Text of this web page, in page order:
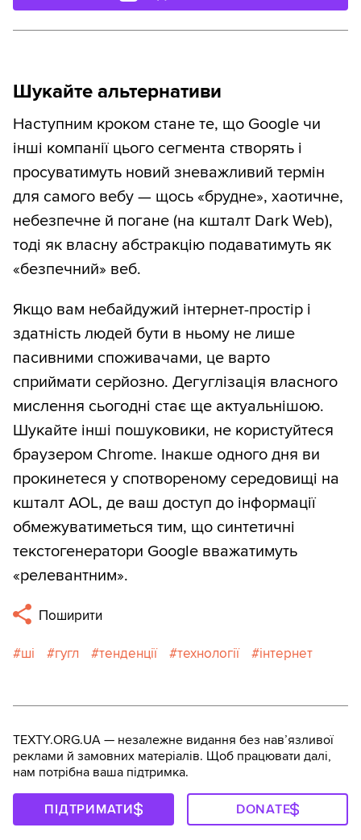
Шукайте альтернативи
Наступним кроком стане те, що Google чи
інші компанії цього сегмента створять і
просуватимуть новий зневажливий термін
для самого вебу — щось «брудне», хаотичне,
небезпечне й погане (на кшталт Dark Web),
тоді як власну абстракцію подаватимуть як
«безпечний» веб.
Якщо вам небайдужий інтернет-простір і
здатність людей бути в ньому не лише
пасивними споживачами, це варто
сприймати серйозно. Дегуглізація власного
мислення сьогодні стає ще актуальнішою.
Шукайте інші пошуковики, не користуйтеся
браузером Chrome. Інакше одного дня ви
прокинетеся у спотвореному середовищі на
кшталт AOL, де ваш доступ до інформації
обмежуватиметься тим, що синтетичні
текстогенератори Google вважатимуть
«релевантним».
Поширити
ші гугл тенденції технології інтернет
TEXTY.ORG.UA — незалежне видання без навʼязливої
реклами й замовних матеріалів. Щоб працювати далі,
нам потрібна ваша підтримка.
ПІДТРИМАТИ DONATE